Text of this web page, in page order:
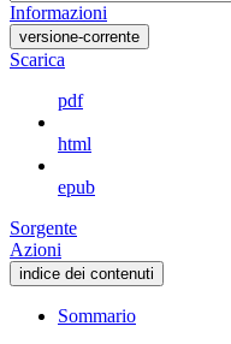
Informazioni
versione-corrente
Scarica
pdf
html
epub
Sorgente
Azioni
indice dei contenuti
Sommario